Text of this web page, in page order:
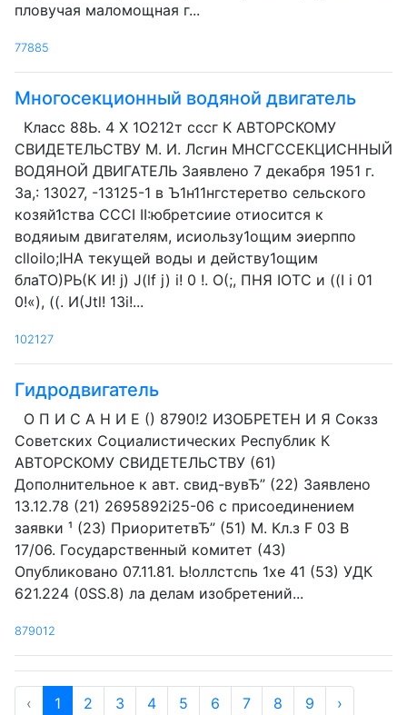
пловучая маломощная г...
77885
Многосекционный водяной двигатель
Класс 88Ь. 4 Х 1О212т сссг К АВТОРСКОМУ
СВИДЕТЕЛЬСТВУ M. И. Лсгин МНСГССЕКЦИСННЫЙ
ВОДЯНОЙ ДВИГАТЕЛЬ Заявлено 7 декабря 1951 г.
3а,: 13027, -13125-1 в Ъ1н11нгстеретво сельского
козяй1ства CCCI II:юбретсиие отиосится к
водяиым двигателям, исиользу1ощим эиерппо
сlloilo;IHA текущей воды и действу1ощим
блаТО)РЬ(К И! j) J(lf j) i! 0 !. О(;, ПНЯ IОТС и ((I i 01
0!«), ((. И(Jtl! 13i!...
102127
Гидродвигатель
О П И С А Н И Е () 8790!2 ИЗОБРЕТЕН И Я Сокзз
Советских Социалистических Республик К
АВТОРСКОМУ СВИДЕТЕЛЬСТВУ (61)
Дополнительное к авт. свид-вувЂ” (22) Заявлено
13.12.78 (21) 2695892i25-06 с присоединением
заявки ¹ (23) ПриоритетвЂ” (51) М. Кл.з F 03 В
17/06. Государственный комитет (43)
Опубликовано 07.11.81. Ь!оллстспь 1хе 41 (53) УДК
621.224 (0SS.8) ла делам изобретений...
879012
‹ 1 2 3 4 5 6 7 8 9 ›